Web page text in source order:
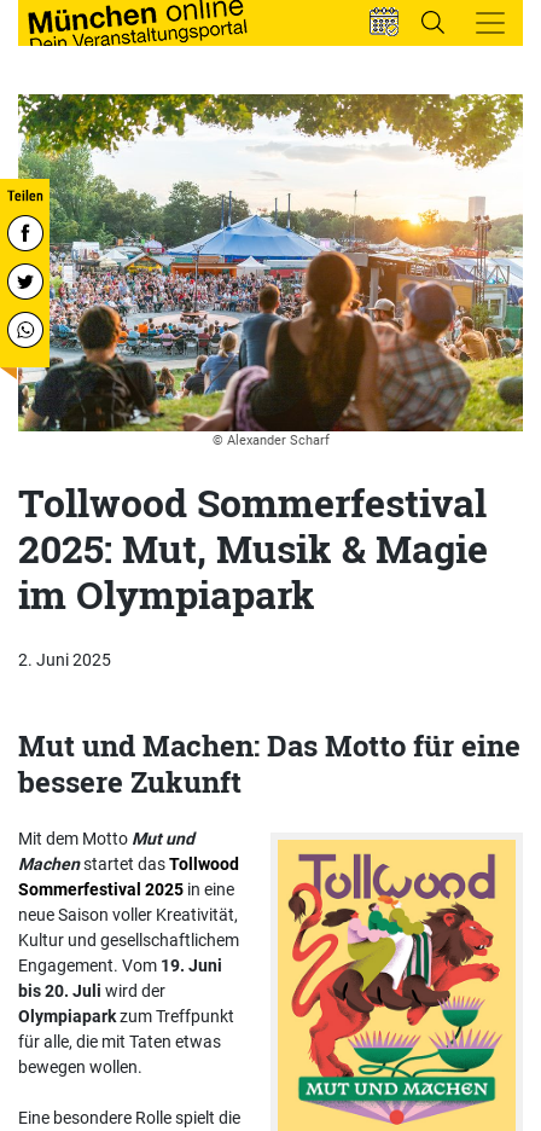
© Alexander Scharf
Tollwood Sommerfestival
2025: Mut, Musik & Magie
im Olympiapark
2. Juni 2025
Mut und Machen: Das Motto für eine
bessere Zukunft
Mit dem Motto Mut und
Machenstartet dasTollwood
Sommerfestival 2025 in eine
neue Saison voller Kreativität,
Kultur und gesellschaftlichem
Engagement. Vom 19. Juni
bis 20. Juli wird der
Olympiaparkzum Treffpunkt
für alle, die mit Taten etwas
bewegen wollen.
Eine besondere Rolle spielt die